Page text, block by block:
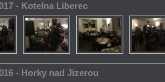
- Kotelna Liberec
- Horky nad Jizerou